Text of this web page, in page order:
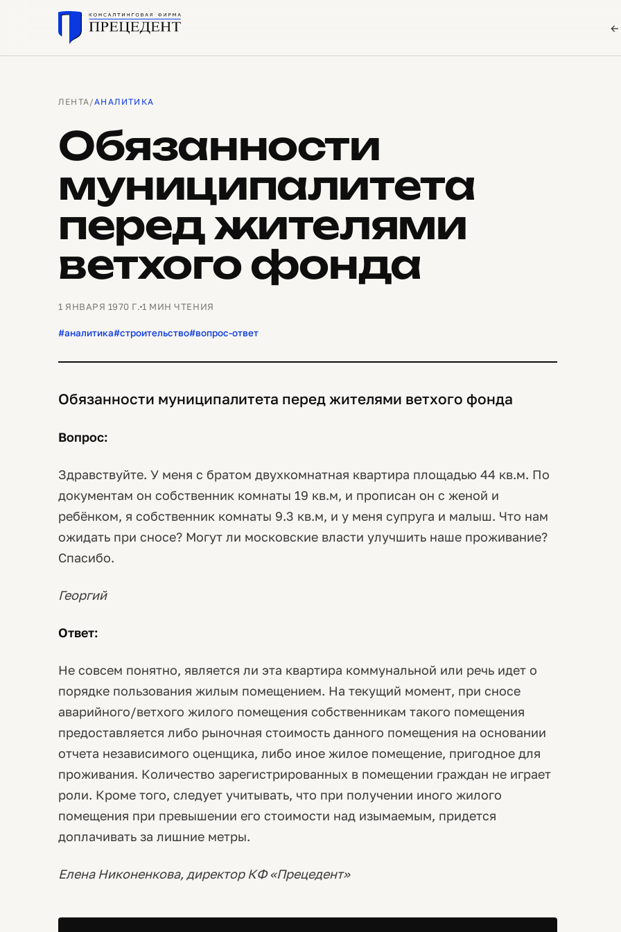
←
ЛЕНТА/АНАЛИТИКА
Обязанности
муниципалитета
перед жителями
ветхого фонда
1 ЯНВАРЯ 1970 Г.1 МИН ЧТЕНИЯ
#аналитика#строительство#вопрос-ответ
Обязанности муниципалитета перед жителями ветхого фонда
Вопрос:
Здравствуйте. У меня с братом двухкомнатная квартира площадью 44 кв.м. По
документам он собственник комнаты 19 кв.м, и прописан он с женой и
ребёнком, я собственник комнаты 9.3 кв.м, и у меня супруга и малыш. Что нам
ожидать при сносе? Могут ли московские власти улучшить наше проживание?
Спасибо.
Георгий
Ответ:
Не совсем понятно, является ли эта квартира коммунальной или речь идет о
порядке пользования жилым помещением. На текущий момент, при сносе
аварийного/ветхого жилого помещения собственникам такого помещения
предоставляется либо рыночная стоимость данного помещения на основании
отчета независимого оценщика, либо иное жилое помещение, пригодное для
проживания. Количество зарегистрированных в помещении граждан не играет
роли. Кроме того, следует учитывать, что при получении иного жилого
помещения при превышении его стоимости над изымаемым, придется
доплачивать за лишние метры.
Елена Никоненкова, директор КФ «Прецедент»